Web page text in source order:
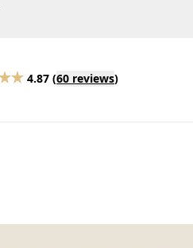
4.87 (60 reviews)